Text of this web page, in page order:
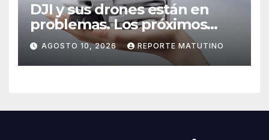
DJI y sus drones están en
problemas. Los próximos
modelos podrían ser más
difíciles de volar
AGOSTO 10, 2026 REPORTE MATUTINO